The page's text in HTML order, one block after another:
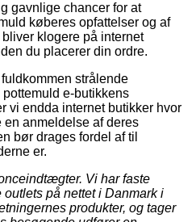
gavnlige chancer for at
køberes opfattelser og af
klogere på internet
du placerer din ordre.
strålende
e-butikkens
vi endda internet butikker hvor
en anmeldelse af deres
bør drages fordel af til
er.
Vi har faste
på nettet i Danmark i
produkter, og tager